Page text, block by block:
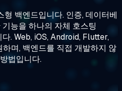
백엔드입니다. 인증, 데이터베
능을 하나의 자체 호스팅
. Web, iOS, Android, Flutter,
며, 백엔드를 직접 개발하지 않
법입니다.